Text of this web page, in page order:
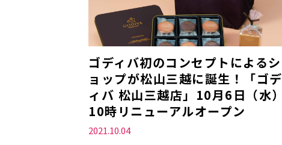
ゴディバ初のコンセプトによるシ
ョップが松山三越に誕生！「ゴデ
ィバ 松山三越店」10月6日（水）
10時リニューアルオープン
2021.10.04